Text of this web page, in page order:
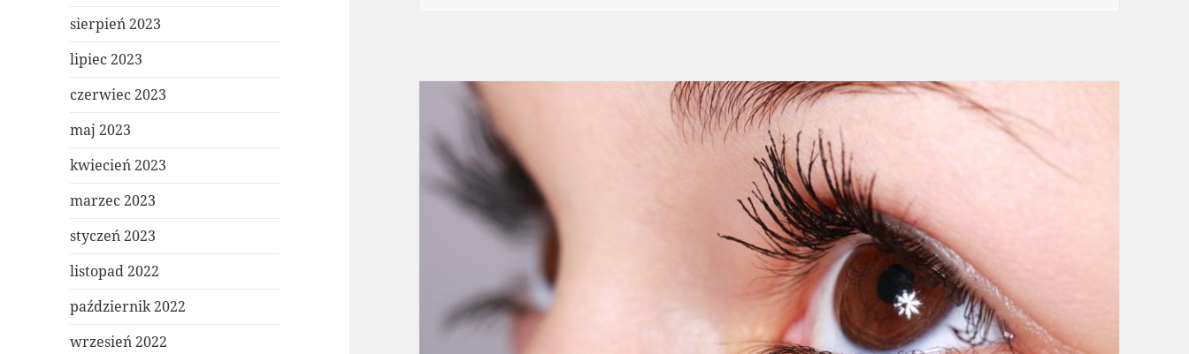
sierpień 2023
lipiec 2023
czerwiec 2023
maj 2023
kwiecień 2023
marzec 2023
styczeń 2023
listopad 2022
październik 2022
wrzesień 2022